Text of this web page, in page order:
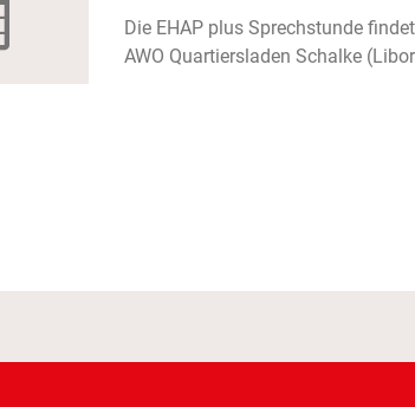
Die EHAP plus Sprechstunde
AWO Quartiersladen Schalke